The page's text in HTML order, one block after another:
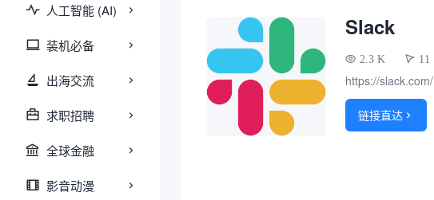
人工智能 (AI)
装机必备
出海交流
求职招聘
全球金融
影音动漫
Slack
2.3 K 11
https://slack.com/
链接直达 